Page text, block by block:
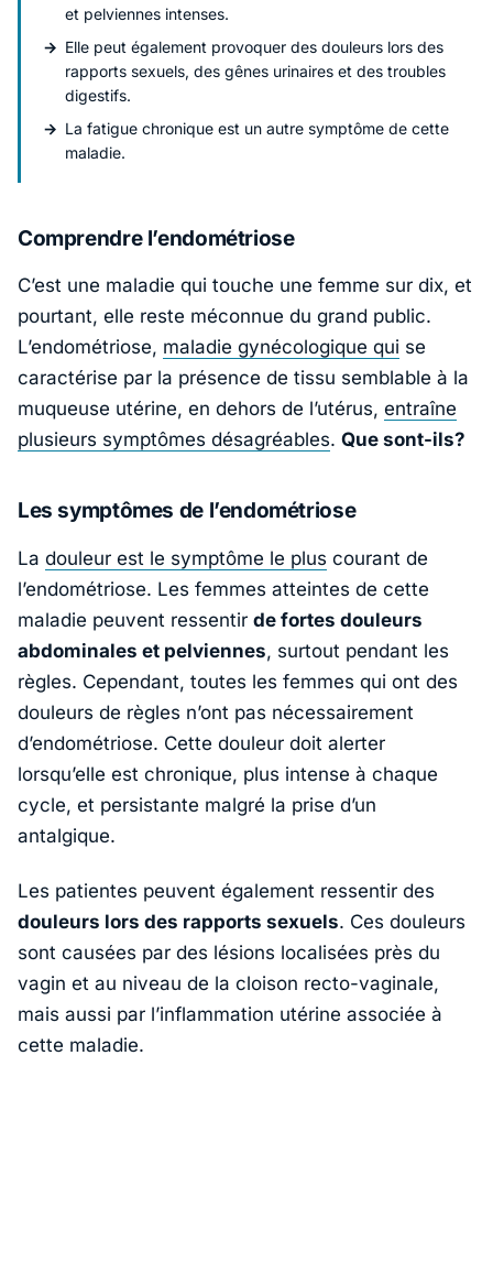
et pelviennes intenses.
Elle peut également provoquer des douleurs lors des
rapports sexuels, des gênes urinaires et des troubles
digestifs.
La fatigue chronique est un autre symptôme de cette
maladie.
Comprendre l’endométriose
C’est une maladie qui touche une femme sur dix, et
pourtant, elle reste méconnue du grand public.
L’endométriose, maladie gynécologique qui se
caractérise par la présence de tissu semblable à la
muqueuse utérine, en dehors de l’utérus, entraîne
plusieurs symptômes désagréables. Que sont-ils?
Les symptômes de l’endométriose
La douleur est le symptôme le plus courant de
l’endométriose. Les femmes atteintes de cette
maladie peuvent ressentir de fortes douleurs
abdominales et pelviennes, surtout pendant les
règles. Cependant, toutes les femmes qui ont des
douleurs de règles n’ont pas nécessairement
d’endométriose. Cette douleur doit alerter
lorsqu’elle est chronique, plus intense à chaque
cycle, et persistante malgré la prise d’un
antalgique.
Les patientes peuvent également ressentir des
douleurs lors des rapports sexuels. Ces douleurs
sont causées par des lésions localisées près du
vagin et au niveau de la cloison recto-vaginale,
mais aussi par l’inflammation utérine associée à
cette maladie.